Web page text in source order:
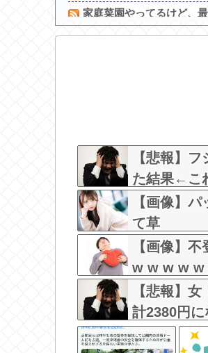
家庭菜園やってるけど、
【画像】 ワイ「アルファ
菊地亜美、マレーシアと
【悲報】
た結果←こ
【画像】
て草
【画像】
w w w w w
【悲報】
計2380円
な？？？？